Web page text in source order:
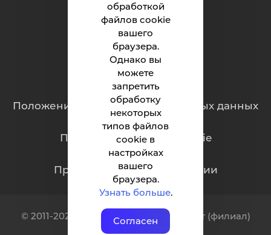
обработкой
файлов cookie
вашего
браузера.
Однако вы
можете
запретить
обработку
некоторых
типов файлов
cookie в
настройках
вашего
браузера.
Узнать больше.
Согласен
Студенту
Родителям
Обращения граждан
Положение о защите персональных данных
Политика обработки cookie
Противодействие коррупции
© 2011-2026 Индустриальный институт (филиал)
ФГБОУ ВО «ЮГУ»